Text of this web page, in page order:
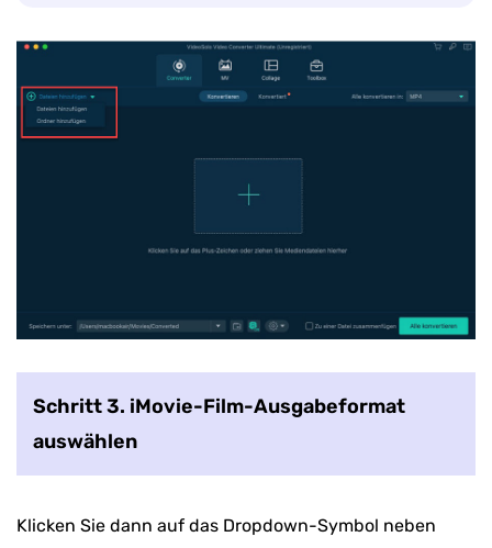
Schritt 3. iMovie-Film-Ausgabeformat
auswählen
Klicken Sie dann auf das Dropdown-Symbol neben